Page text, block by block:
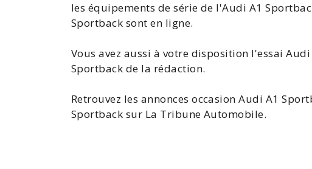
les équipements de série de l'Audi A1
Sportback sont en ligne.
Vous avez aussi à votre disposition l'essai
Sportback de la rédaction.
Retrouvez les annonces occasion Audi A1
Sportback sur La Tribune Automobile.